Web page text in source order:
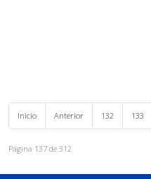
Inicio Anterior 132 133
Página 137 de 312